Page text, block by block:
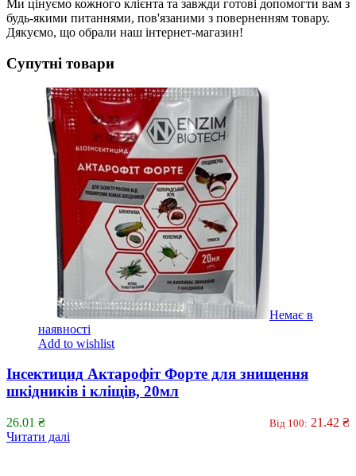
Ми цінуємо кожного клієнта та завжди готові допомогти вам з
будь-якими питаннями, пов'язаними з поверненням товару.
Дякуємо, що обрали наш інтернет-магазин!
Супутні товари
Немає в
наявності
Add to wishlist
Інсектицид Актарофіт Форте для знищення
шкідників і кліщів, 20мл
26.01 ₴ Від 100: 21.42 ₴
Читати далі